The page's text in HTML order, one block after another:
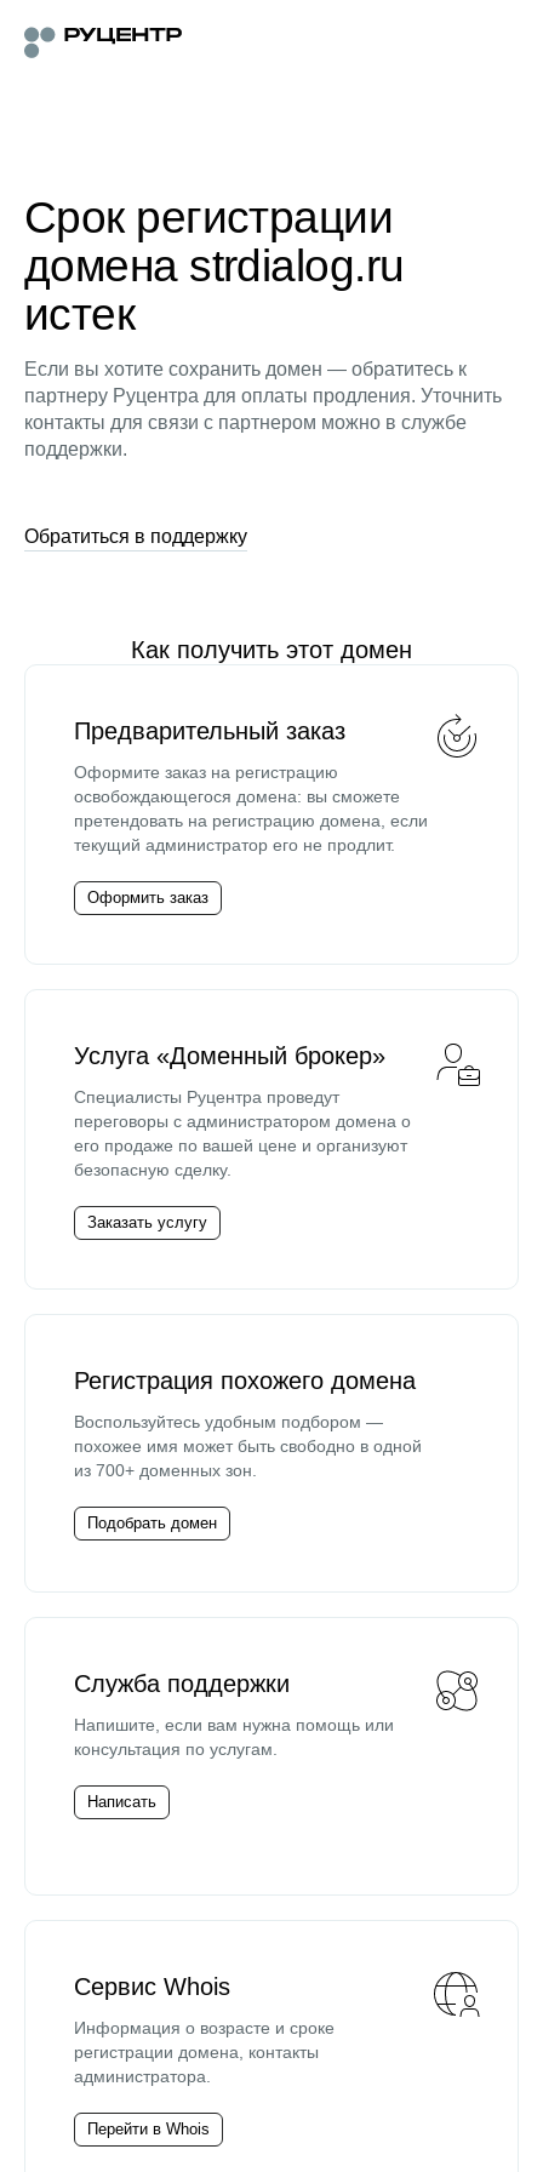
Срок регистрации
домена strdialog.ru
истек
Если вы хотите сохранить домен — обратитесь к
партнеру Руцентра для оплаты продления. Уточнить
контакты для связи с партнером можно в службе
поддержки.
Обратиться в поддержку
Как получить этот домен
Предварительный заказ
Оформите заказ на регистрацию
освобождающегося домена: вы сможете
претендовать на регистрацию домена, если
текущий администратор его не продлит.
Оформить заказ
Услуга «Доменный брокер»
Специалисты Руцентра проведут
переговоры с администратором домена о
его продаже по вашей цене и организуют
безопасную сделку.
Заказать услугу
Регистрация похожего домена
Воспользуйтесь удобным подбором —
похожее имя может быть свободно в одной
из 700+ доменных зон.
Подобрать домен
Служба поддержки
Напишите, если вам нужна помощь или
консультация по услугам.
Написать
Сервис Whois
Информация о возрасте и сроке
регистрации домена, контакты
администратора.
Перейти в Whois